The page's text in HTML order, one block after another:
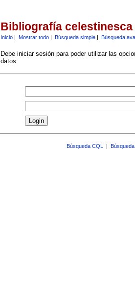
Bibliografía celestinesca
Inicio| Mostrar todo| Búsqueda simple| Búsqueda
Debe iniciar sesión para poder utilizar las
datos
Búsqueda CQL |